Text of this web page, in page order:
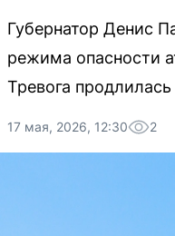
Губернатор Денис
режима опасности
Тревога
17 мая, 2026, 12:30 2